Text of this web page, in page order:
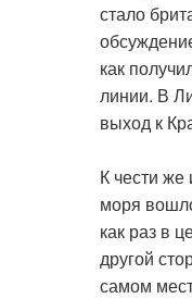
стало
как
линии. В
выход к
К чести
моря
как раз в
другой
самом